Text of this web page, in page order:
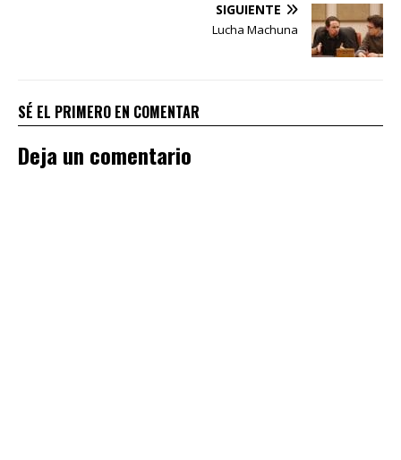
SIGUIENTE
Lucha Machuna
SÉ EL PRIMERO EN COMENTAR
Deja un comentario